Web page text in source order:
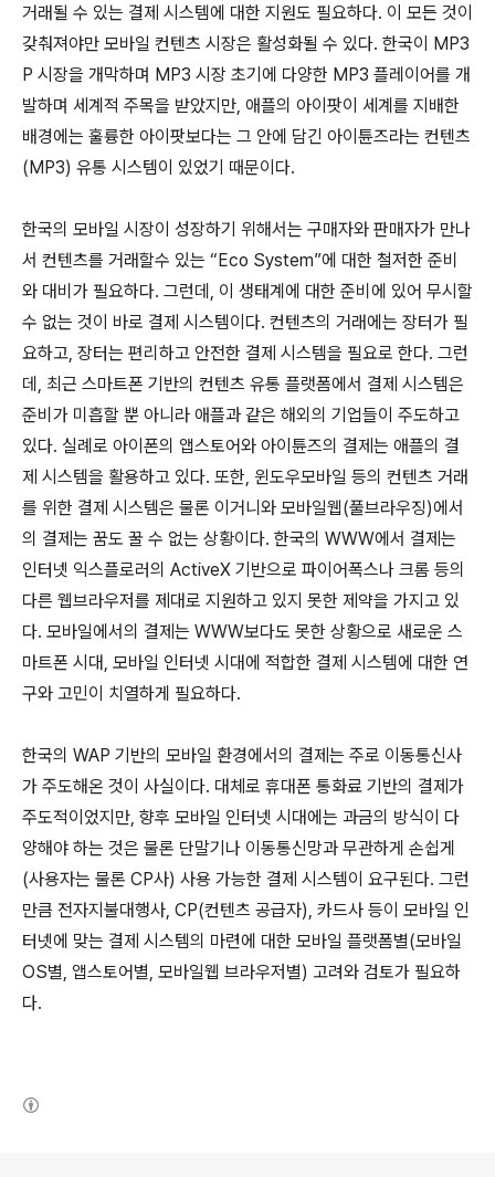
거래될 수 있는 결제 시스템에 대한 지원도 필요하다. 이 모든 것이
갖춰져야만 모바일 컨텐츠 시장은 활성화될 수 있다. 한국이 MP3
P 시장을 개막하며 MP3 시장 초기에 다양한 MP3 플레이어를 개
발하며 세계적 주목을 받았지만, 애플의 아이팟이 세계를 지배한
배경에는 훌륭한 아이팟보다는 그 안에 담긴 아이튠즈라는 컨텐츠
(MP3) 유통 시스템이 있었기 때문이다.
한국의 모바일 시장이 성장하기 위해서는 구매자와 판매자가 만나
서 컨텐츠를 거래할수 있는 “Eco System”에 대한 철저한 준비
와 대비가 필요하다. 그런데, 이 생태계에 대한 준비에 있어 무시할
수 없는 것이 바로 결제 시스템이다. 컨텐츠의 거래에는 장터가 필
요하고, 장터는 편리하고 안전한 결제 시스템을 필요로 한다. 그런
데, 최근 스마트폰 기반의 컨텐츠 유통 플랫폼에서 결제 시스템은
준비가 미흡할 뿐 아니라 애플과 같은 해외의 기업들이 주도하고
있다. 실례로 아이폰의 앱스토어와 아이튠즈의 결제는 애플의 결
제 시스템을 활용하고 있다. 또한, 윈도우모바일 등의 컨텐츠 거래
를 위한 결제 시스템은 물론 이거니와 모바일웹(풀브라우징)에서
의 결제는 꿈도 꿀 수 없는 상황이다. 한국의 WWW에서 결제는
인터넷 익스플로러의 ActiveX 기반으로 파이어폭스나 크롬 등의
다른 웹브라우저를 제대로 지원하고 있지 못한 제약을 가지고 있
다. 모바일에서의 결제는 WWW보다도 못한 상황으로 새로운 스
마트폰 시대, 모바일 인터넷 시대에 적합한 결제 시스템에 대한 연
구와 고민이 치열하게 필요하다.
한국의 WAP 기반의 모바일 환경에서의 결제는 주로 이동통신사
가 주도해온 것이 사실이다. 대체로 휴대폰 통화료 기반의 결제가
주도적이었지만, 향후 모바일 인터넷 시대에는 과금의 방식이 다
양해야 하는 것은 물론 단말기나 이동통신망과 무관하게 손쉽게
(사용자는 물론 CP사) 사용 가능한 결제 시스템이 요구된다. 그런
만큼 전자지불대행사, CP(컨텐츠 공급자), 카드사 등이 모바일 인
터넷에 맞는 결제 시스템의 마련에 대한 모바일 플랫폼별(모바일
OS별, 앱스토어별, 모바일웹 브라우저별) 고려와 검토가 필요하
다.